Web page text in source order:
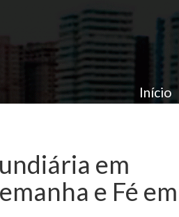
Início
em
e Fé em